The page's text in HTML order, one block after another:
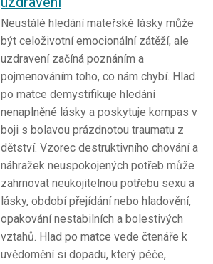
Neustálé hledání mateřské lásky může
být celoživotní emocionální zátěží, ale
uzdravení začíná poznáním a
pojmenováním toho, co nám chybí. Hlad
po matce demystifikuje hledání
nenaplněné lásky a poskytuje kompas v
boji s bolavou prázdnotou traumatu z
dětství. Vzorec destruktivního chování a
náhražek neuspokojených potřeb může
zahrnovat neukojitelnou potřebu sexu a
lásky, období přejídání nebo hladovění,
opakování nestabilních a bolestivých
vztahů. Hlad po matce vede čtenáře k
uvědomění si dopadu, který péče,